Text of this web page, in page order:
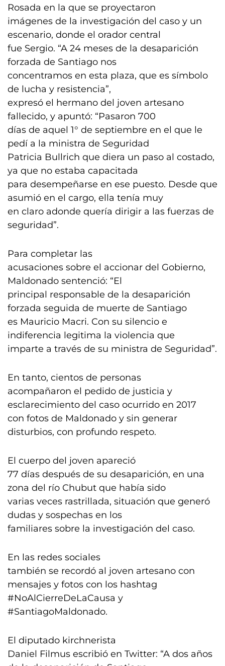
Rosada en la que se proyectaron
imágenes de la investigación del caso y un
escenario, donde el orador central
fue Sergio. “A 24 meses de la desaparición
forzada de Santiago nos
concentramos en esta plaza, que es símbolo
de lucha y resistencia”,
expresó el hermano del joven artesano
fallecido, y apuntó: “Pasaron 700
días de aquel 1° de septiembre en el que le
pedí a la ministra de Seguridad
Patricia Bullrich que diera un paso al costado,
ya que no estaba capacitada
para desempeñarse en ese puesto. Desde que
asumió en el cargo, ella tenía muy
en claro adonde quería dirigir a las fuerzas de
seguridad”.
Para completar las
acusaciones sobre el accionar del Gobierno,
Maldonado sentenció: “El
principal responsable de la desaparición
forzada seguida de muerte de Santiago
es Mauricio Macri. Con su silencio e
indiferencia legitima la violencia que
imparte a través de su ministra de Seguridad”.
En tanto, cientos de personas
acompañaron el pedido de justicia y
esclarecimiento del caso ocurrido en 2017
con fotos de Maldonado y sin generar
disturbios, con profundo respeto.
El cuerpo del joven apareció
77 días después de su desaparición, en una
zona del río Chubut que había sido
varias veces rastrillada, situación que generó
dudas y sospechas en los
familiares sobre la investigación del caso.
En las redes sociales
también se recordó al joven artesano con
mensajes y fotos con los hashtag
#NoAlCierreDeLaCausa y
#SantiagoMaldonado.
El diputado kirchnerista
Daniel Filmus escribió en Twitter: “A dos años